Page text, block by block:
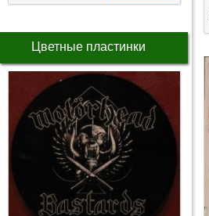
Цветные пластинки